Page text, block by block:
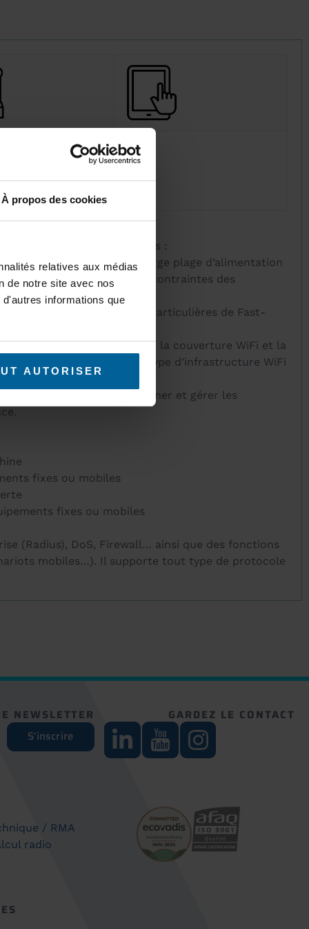
À propos des cookies
relatives aux médias
de notre site avec nos
informations que
AUTORISER
ou rail Din) et sa large plage d’alimentation
donc parfaitement aux contraintes des
et ses performances particulières de Fast-
en MIMO et ainsi renforcer la couverture WiFi et la
et ce avec tout type d’infrastructure WiFi
surveiller, dépanner et gérer les
fixes ou mobiles
fixes ou mobiles
(Radius), DoS, Firewall… ainsi que des fonctions
mobiles…). Il supporte tout type de protocole
NEWSLETTER
S'inscrire
GARDEZ LE CONTACT
/ RMA
radio